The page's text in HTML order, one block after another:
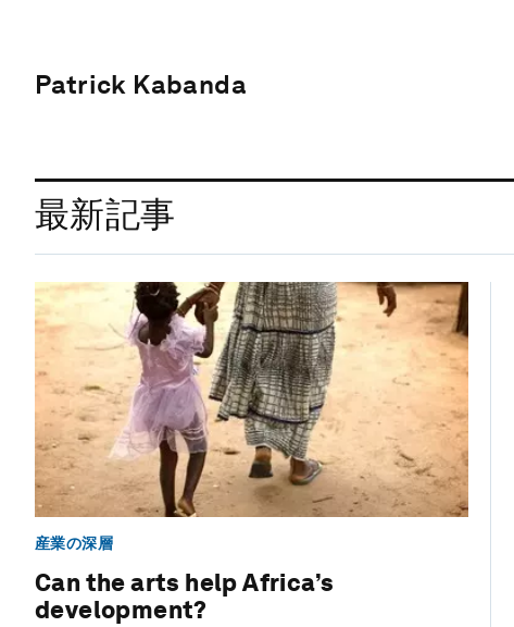
Patrick Kabanda
最新記事
産業の深層
Can the arts help Africa’s
development?